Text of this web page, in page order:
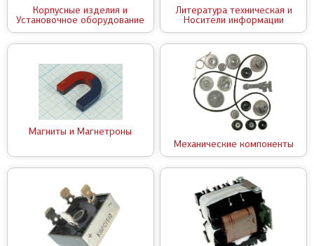
Корпусные изделия и
Установочное оборудование
Литература техническая и
Носители информации
Магниты и Магнетроны
Механические компоненты